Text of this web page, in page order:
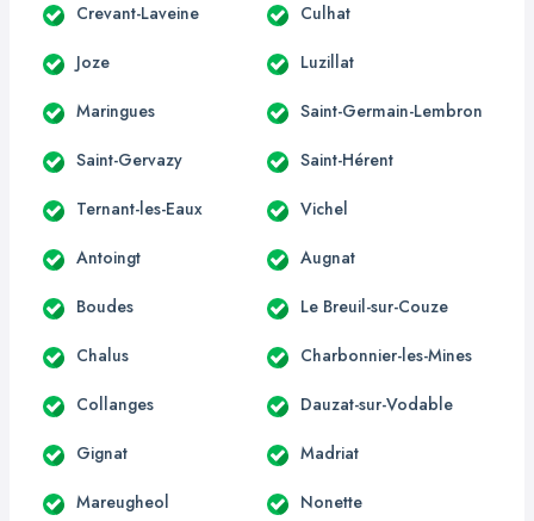
Crevant-Laveine Culhat
Joze Luzillat
Maringues Saint-Germain-Lembron
Saint-Gervazy Saint-Hérent
Ternant-les-Eaux Vichel
Antoingt Augnat
Boudes Le Breuil-sur-Couze
Chalus Charbonnier-les-Mines
Collanges Dauzat-sur-Vodable
Gignat Madriat
Mareugheol Nonette